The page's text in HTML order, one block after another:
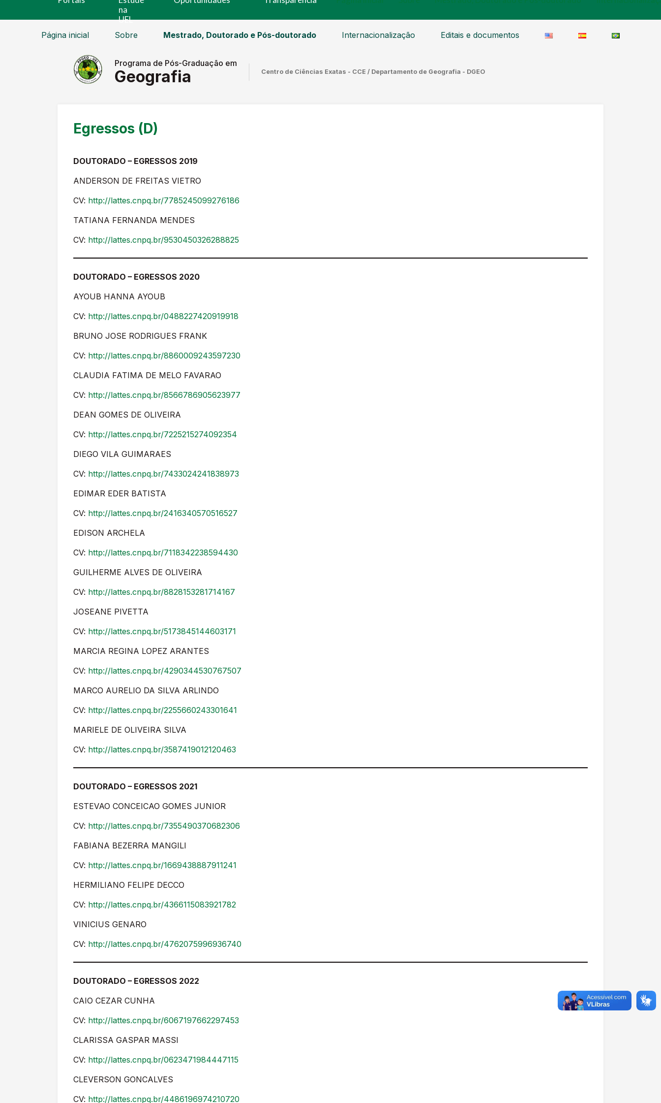
na
UEL
Página inicial Sobre Mestrado, Doutorado e Pós-doutorado Internacionalização Editais e documentos
Programa de Pós-Graduação em
Geografia Centro de Ciências Exatas - CCE / Departamento de Geografia - DGEO
Egressos (D)
DOUTORADO – EGRESSOS 2019
ANDERSON DE FREITAS VIETRO
CV: http://lattes.cnpq.br/7785245099276186
TATIANA FERNANDA MENDES
CV: http://lattes.cnpq.br/9530450326288825
DOUTORADO – EGRESSOS 2020
AYOUB HANNA AYOUB
CV: http://lattes.cnpq.br/0488227420919918
BRUNO JOSE RODRIGUES FRANK
CV: http://lattes.cnpq.br/8860009243597230
CLAUDIA FATIMA DE MELO FAVARAO
CV: http://lattes.cnpq.br/8566786905623977
DEAN GOMES DE OLIVEIRA
CV: http://lattes.cnpq.br/7225215274092354
DIEGO VILA GUIMARAES
CV: http://lattes.cnpq.br/7433024241838973
EDIMAR EDER BATISTA
CV: http://lattes.cnpq.br/2416340570516527
EDISON ARCHELA
CV: http://lattes.cnpq.br/7118342238594430
GUILHERME ALVES DE OLIVEIRA
CV: http://lattes.cnpq.br/8828153281714167
JOSEANE PIVETTA
CV: http://lattes.cnpq.br/5173845144603171
MARCIA REGINA LOPEZ ARANTES
CV: http://lattes.cnpq.br/4290344530767507
MARCO AURELIO DA SILVA ARLINDO
CV: http://lattes.cnpq.br/2255660243301641
MARIELE DE OLIVEIRA SILVA
CV: http://lattes.cnpq.br/3587419012120463
DOUTORADO – EGRESSOS 2021
ESTEVAO CONCEICAO GOMES JUNIOR
CV: http://lattes.cnpq.br/7355490370682306
FABIANA BEZERRA MANGILI
CV: http://lattes.cnpq.br/1669438887911241
HERMILIANO FELIPE DECCO
CV: http://lattes.cnpq.br/4366115083921782
VINICIUS GENARO
CV: http://lattes.cnpq.br/4762075996936740
DOUTORADO – EGRESSOS 2022
CAIO CEZAR CUNHA
CV: http://lattes.cnpq.br/6067197662297453
CLARISSA GASPAR MASSI
CV: http://lattes.cnpq.br/0623471984447115
CLEVERSON GONCALVES
CV: http://lattes.cnpq.br/4486196974210720